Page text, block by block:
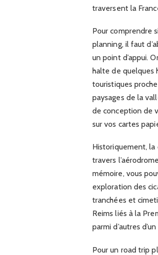
traversent la
Pour comprendre
planning, il faut
un point d’appui.
halte de quelques
touristiques
paysages de la
de conception de
sur vos cartes
Historiquement,
travers
mémoire, vous
exploration des
tranchées et
Reims liés à la
parmi d’autres
Pour un road trip